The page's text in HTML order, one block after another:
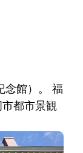
念館）。 福
都市景観